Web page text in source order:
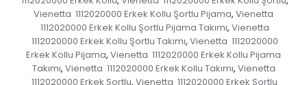
Vienetta 1112020000 Erkek Kollu Şortlu Pijama, Vienetta
1112020000 Erkek Kollu Şortlu Pijama Takımı, Vienetta
1112020000 Erkek Kollu Şortlu Takımı, Vienetta 1112020000
Erkek Kollu Pijama, Vienetta 1112020000 Erkek Kollu Pijama
Takımı, Vienetta 1112020000 Erkek Kollu Takımı, Vienetta
1112020000 Erkek Şortlu, Vienetta 1112020000 Erkek Şortlu